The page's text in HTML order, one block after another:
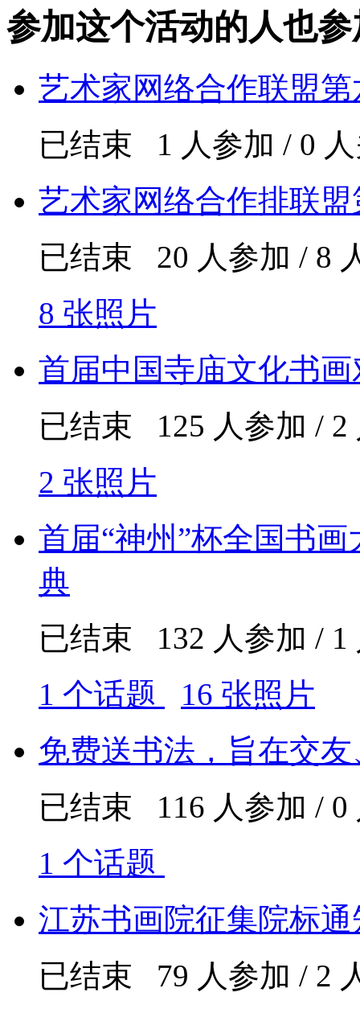
参加这个活动的人也
艺术家网络合作联盟
已结束 1 人参加 / 0
艺术家网络合作排联
已结束 20 人参加 / 8
8 张照片
首届中国寺庙文化书
已结束 125 人参加 / 2
2 张照片
首届“神州”杯全国书
典
已结束 132 人参加 / 1
1 个话题
16 张照片
免费送书法，旨在交
已结束 116 人参加 / 0
1 个话题
江苏书画院征集院标通
已结束 79 人参加 / 2